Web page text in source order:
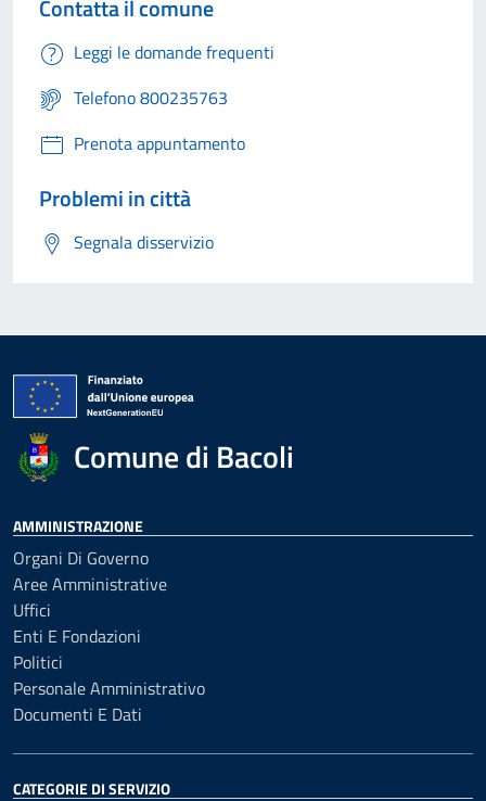
Contatta il comune
Leggi le domande frequenti
Telefono 800235763
Prenota appuntamento
Problemi in città
Segnala disservizio
Comune di Bacoli
AMMINISTRAZIONE
Organi Di Governo
Aree Amministrative
Uffici
Enti E Fondazioni
Politici
Personale Amministrativo
Documenti E Dati
CATEGORIE DI SERVIZIO